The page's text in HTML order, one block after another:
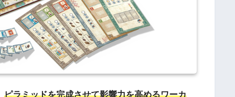
ピラミッドを完成させて影響力を高めるワーカ